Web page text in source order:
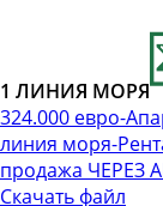
1 ЛИНИЯ МОРЯ
324.000 евро-
линия моря-
продажа ЧЕРЕЗ
Скачать файл